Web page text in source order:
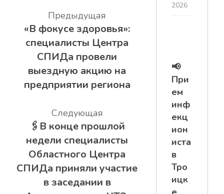
Предыдущая
«В фокусе здоровья»:
специалисты Центра
СПИДа провели
выездную акцию на
предприятии региона
Следующая
🖇️В конце прошлой
недели специалисты
Областного Центра
СПИДа приняли участие
в заседании в
2026
📢
При
ем
инф
екц
ион
иста
в
Тро
ицк